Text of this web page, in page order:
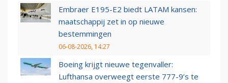
Embraer E195-E2 biedt LATAM kansen:
maatschappij zet in op nieuwe
bestemmingen
06-08-2026, 14:27
Boeing krijgt nieuwe tegenvaller:
Lufthansa overweegt eerste 777-9’s te